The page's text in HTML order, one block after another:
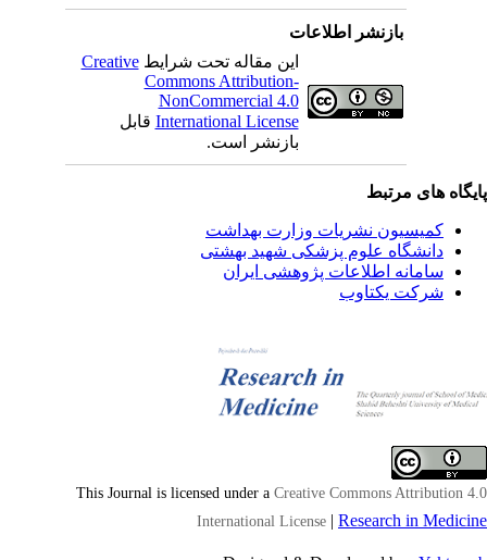
بازنشر اطلاعات
این مقاله تحت شرایطCreative
Commons Attribution-
NonCommercial 4.0
International Licenseقابل
بازنشر است.
های مرتبط
کمیسیون نشریات وزارت بهداشت
دانشگاه علوم پزشکی شهید بهشتی
سامانه اطلاعات پژوهشی ایران
شرکت یکتاوب
This Journal is licensed under aCreative Commons Attribution
International License|Research in